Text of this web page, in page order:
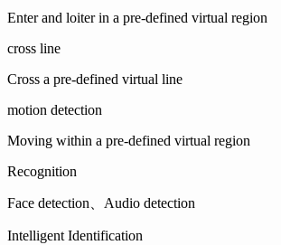
Enter and loiter in a pre-defined virtual region
cross line
Cross a pre-defined virtual line
motion detection
Moving within a pre-defined virtual region
Recognition
Face detection、Audio detection
Intelligent Identification